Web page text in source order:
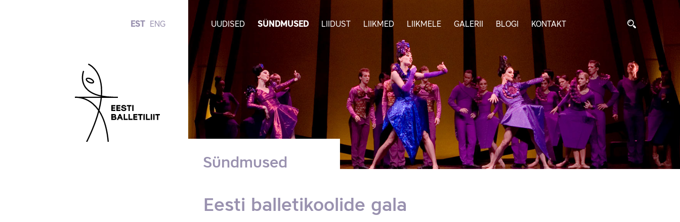
EST ENG UUDISED SÜNDMUSED LIIDUST LIIKMED LIIKMELE GALERII BLOGI KONTAKT
Sündmused
Eesti balletikoolide gala